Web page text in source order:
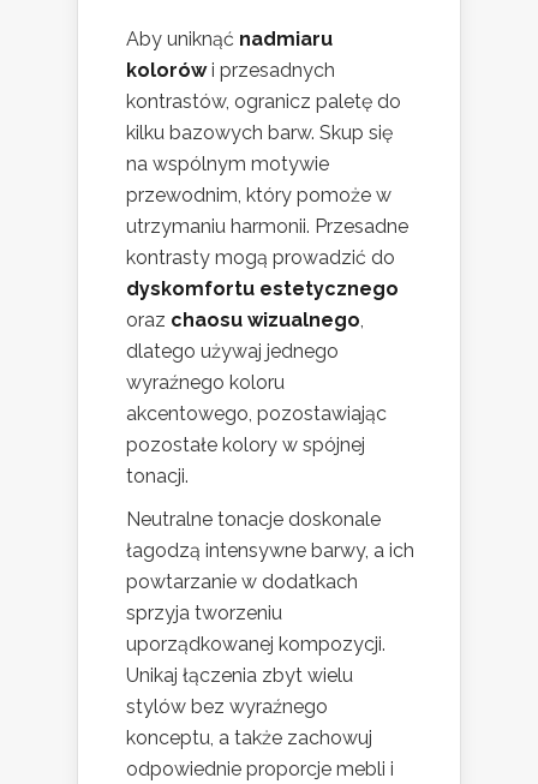
Aby uniknąć nadmiaru
kolorówi przesadnych
kontrastów, ogranicz paletę do
kilku bazowych barw. Skup się
na wspólnym motywie
przewodnim, który pomoże w
utrzymaniu harmonii. Przesadne
kontrasty mogą prowadzić do
dyskomfortu estetycznego
oraz chaosu wizualnego,
dlatego używaj jednego
wyraźnego koloru
akcentowego, pozostawiając
pozostałe kolory w spójnej
tonacji.
Neutralne tonacje doskonale
łagodzą intensywne barwy, a ich
powtarzanie w dodatkach
sprzyja tworzeniu
uporządkowanej kompozycji.
Unikaj łączenia zbyt wielu
stylów bez wyraźnego
konceptu, a także zachowuj
odpowiednie proporcje mebli i